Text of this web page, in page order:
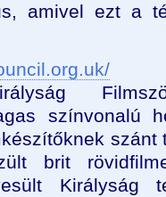
amivel ezt a
színvonalú
szánt
brit
Királyság